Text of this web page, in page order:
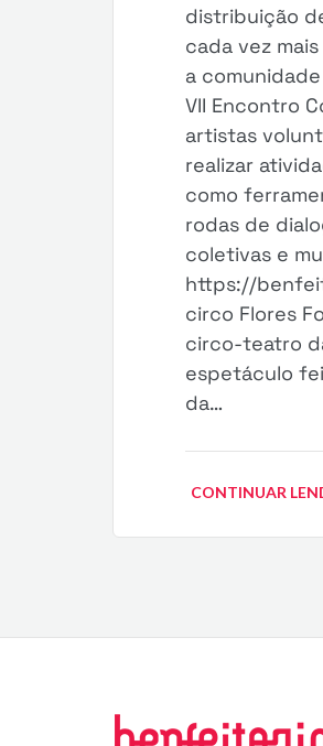
distribuição
cada vez
a
VII Encontro
artistas
realizar
como
rodas de
coletivas e
https://
circo Flores
circo-teatro
espetáculo
da…
CONTINUAR